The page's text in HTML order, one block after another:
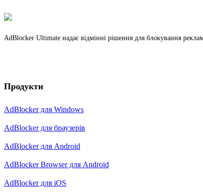
AdBlocker Ultimate надає відмінні рішення для блокування
Продукти
AdBlocker для Windows
AdBlocker для браузерів
AdBlocker для Android
AdBlocker Browser для Android
AdBlocker для iOS